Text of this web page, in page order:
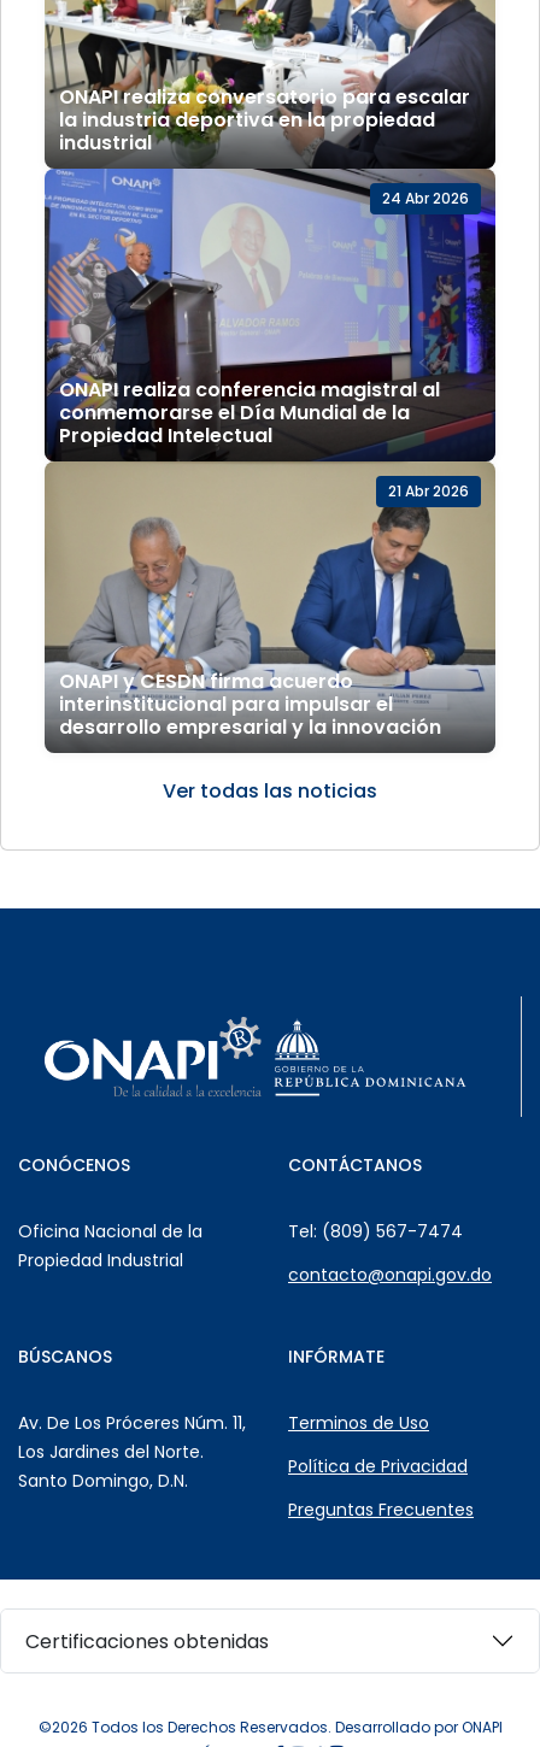
ONAPI realiza conversatorio para escalar
la industria deportiva en la propiedad
industrial
24 Abr 2026
ONAPI realiza conferencia magistral al
conmemorarse el Día Mundial de la
Propiedad Intelectual
21 Abr 2026
ONAPI y CESDN firma acuerdo
interinstitucional para impulsar el
desarrollo empresarial y la innovación
Ver todas las noticias
CONÓCENOS
Oficina Nacional de la
Propiedad Industrial
CONTÁCTANOS
Tel: (809) 567-7474
contacto@onapi.gov.do
BÚSCANOS
Av. De Los Próceres Núm. 11,
Los Jardines del Norte.
Santo Domingo, D.N.
INFÓRMATE
Terminos de Uso
Política de Privacidad
Preguntas Frecuentes
Certificaciones obtenidas
©2026 Todos los Derechos Reservados. Desarrollado por ONAPI